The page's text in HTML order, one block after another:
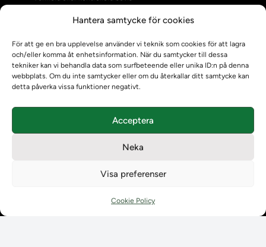
Hantera samtycke för cookies
För att ge en bra upplevelse använder vi teknik som cookies för att lagra
och/eller komma åt enhetsinformation. När du samtycker till dessa
tekniker kan vi behandla data som surfbeteende eller unika ID:n på denna
webbplats. Om du inte samtycker eller om du återkallar ditt samtycke kan
detta påverka vissa funktioner negativt.
Acceptera
Neka
Visa preferenser
Cookie Policy
Om oss
Om Ladokkonsortiet
Ladokkonsortiet internationellt
Vision, strategi och produktplan
Kontaktuppgifter för studenters Ladoksupport